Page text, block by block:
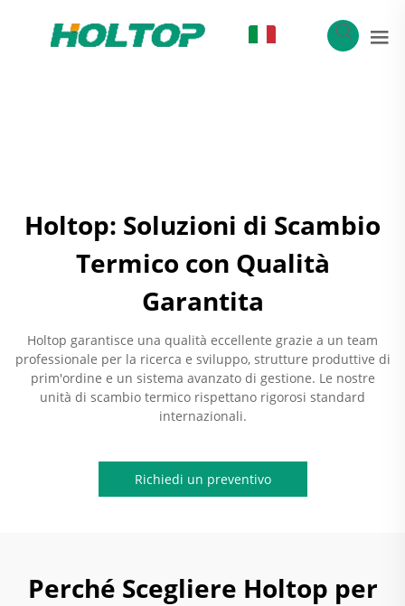
Holtop: Soluzioni di Scambio
Termico con Qualità
Garantita
Holtop garantisce una qualità eccellente grazie a un team
professionale per la ricerca e sviluppo, strutture produttive di
prim'ordine e un sistema avanzato di gestione. Le nostre
unità di scambio termico rispettano rigorosi standard
internazionali.
Richiedi un preventivo
Perché Scegliere Holtop per